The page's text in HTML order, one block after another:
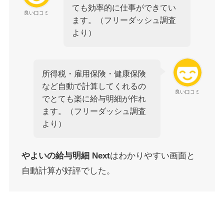
良い口コミ
ても効率的に仕事ができてい
ます。（フリーダッシュ調査
より）
良い口コミ
所得税・雇用保険・健康保険
など自動で計算してくれるの
でとても楽に給与明細が作れ
ます。（フリーダッシュ調査
より）
やよいの給与明細 Nextはわかりやすい画面と
自動計算が好評でした。